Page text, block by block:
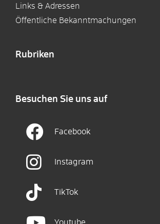
Links & Adressen
Öffentliche Bekanntmachungen
Rubriken
Besuchen Sie uns auf
Facebook
Instagram
TikTok